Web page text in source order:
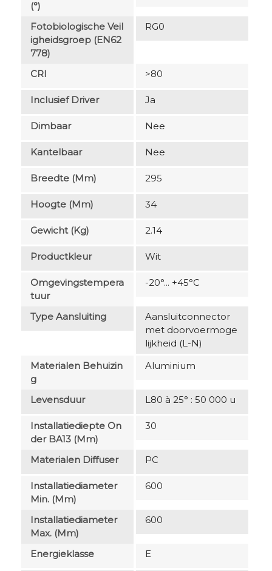
(°)
Fotobiologische Veil
Igheidsgroep (EN62
778)
RG0
CRI >80
Inclusief Driver Ja
Dimbaar Nee
Kantelbaar Nee
Breedte (mm) 295
Hoogte (mm) 34
Gewicht (kg) 2.14
Productkleur Wit
Omgevingstempera
Tuur
-20°... +45°C
Type Aansluiting
Aansluitconnector
met doorvoermoge
lijkheid (L-N)
Materialen Behuizin
G
Aluminium
Levensduur L80 à 25° : 50 000 u
Installatiediepte On
Der BA13 (mm)
30
Materialen Diffuser PC
Installatiediameter
Min. (mm)
600
Installatiediameter
Max. (mm)
600
Energieklasse E